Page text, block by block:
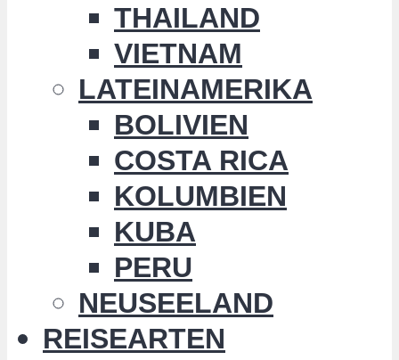
THAILAND
VIETNAM
LATEINAMERIKA
BOLIVIEN
COSTA RICA
KOLUMBIEN
KUBA
PERU
NEUSEELAND
REISEARTEN